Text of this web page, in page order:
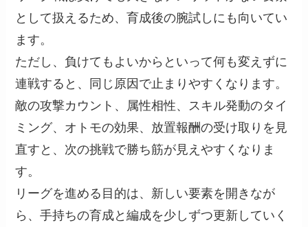
として扱えるため、育成後の腕試しにも向いてい
ます。
ただし、負けてもよいからといって何も変えずに
連戦すると、同じ原因で止まりやすくなります。
敵の攻撃カウント、属性相性、スキル発動のタイ
ミング、オトモの効果、放置報酬の受け取りを見
直すと、次の挑戦で勝ち筋が見えやすくなりま
す。
リーグを進める目的は、新しい要素を開きなが
ら、手持ちの育成と編成を少しずつ更新していく